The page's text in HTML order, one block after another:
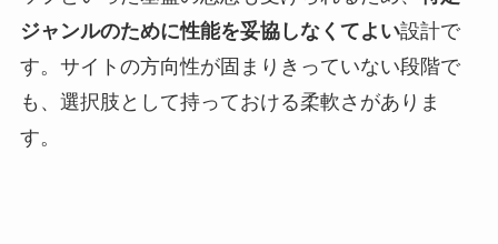
ジャンルのために性能を妥協しなくてよい設計で
す。サイトの方向性が固まりきっていない段階で
も、選択肢として持っておける柔軟さがありま
す。